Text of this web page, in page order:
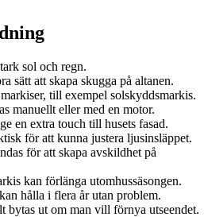
sol och regn.
sätt att skapa skugga på altanen.
till exempel solskyddsmarkis.
manuellt eller med en motor.
en extra touch till husets fasad.
för att kunna justera ljusinsläppet.
för att skapa avskildhet på
kan förlänga utomhussäsongen.
hålla i flera år utan problem.
bytas ut om man vill förnya utseendet.